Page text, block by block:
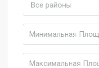
Все районы